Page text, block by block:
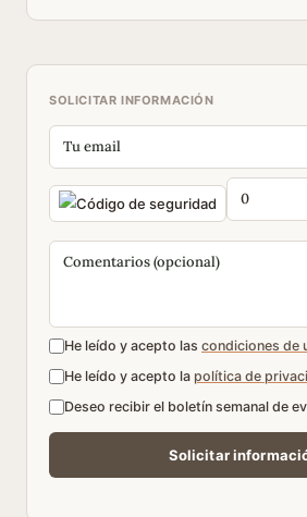
SOLICITAR INFORMACIÓN
He leído y acepto las condiciones de
He leído y acepto la política de
Deseo recibir el boletín semanal de